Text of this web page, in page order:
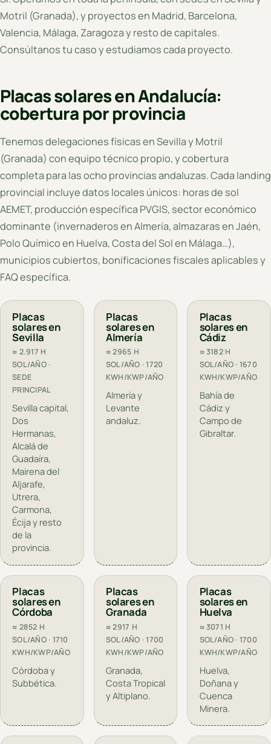
Motril (Granada), y proyectos en Madrid, Barcelona,
Valencia, Málaga, Zaragoza y resto de capitales.
Consúltanos tu caso y estudiamos cada proyecto.
Placas solares en Andalucía:
cobertura por provincia
Tenemos delegaciones físicas en Sevilla y Motril
(Granada) con equipo técnico propio, y cobertura
completa para las ocho provincias andaluzas. Cada landing
provincial incluye datos locales únicos: horas de sol
AEMET, producción específica PVGIS, sector económico
dominante (invernaderos en Almería, almazaras en Jaén,
Polo Químico en Huelva, Costa del Sol en Málaga…),
municipios cubiertos, bonificaciones fiscales aplicables y
FAQ específica.
Placas
solares en
Sevilla
≈ 2.917 H
SOL/AÑO ·
SEDE
PRINCIPAL
Sevilla capital,
Dos
Hermanas,
Alcalá de
Guadaíra,
Mairena del
Aljarafe,
Utrera,
Carmona,
Écija y resto
de la
provincia.
Placas
solares en
Almería
≈ 2965 H
SOL/AÑO · 1720
KWH/KWP/AÑO
Almería y
Levante
andaluz.
Placas
solares en
Cádiz
≈ 3182 H
SOL/AÑO · 1670
KWH/KWP/AÑO
Bahía de
Cádiz y
Campo de
Gibraltar.
Placas
solares en
Córdoba
≈ 2852 H
SOL/AÑO · 1710
KWH/KWP/AÑO
Córdoba y
Subbética.
Placas
solares en
Granada
≈ 2917 H
SOL/AÑO · 1700
KWH/KWP/AÑO
Granada,
Costa Tropical
y Altiplano.
Placas
solares en
Huelva
≈ 3071 H
SOL/AÑO · 1700
KWH/KWP/AÑO
Huelva,
Doñana y
Cuenca
Minera.